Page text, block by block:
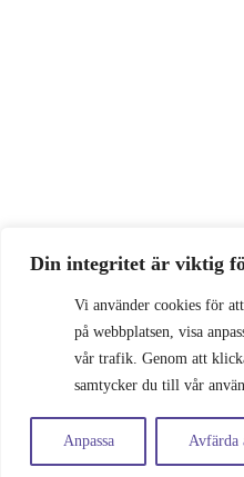
Din integritet är viktig
Vi använder cookies för
på webbplatsen, visa
vår trafik. Genom att
samtycker du till vår
Anpassa Avfärda